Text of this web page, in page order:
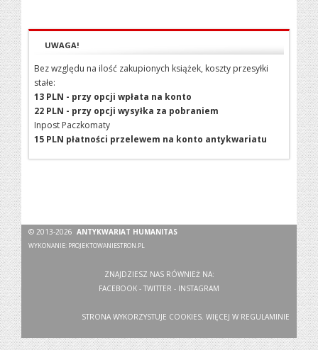
UWAGA!
Bez względu na ilość zakupionych książek, koszty przesyłki
stałe:
13 PLN - przy opcji wpłata na konto
22 PLN - przy opcji wysyłka za pobraniem
Inpost Paczkomaty
15 PLN płatności przelewem na konto antykwariatu
© 2013-2026ANTYKWARIAT HUMANITAS
WYKONANIE: PROJEKTOWANIESTRON.PL
ZNAJDZIESZ NAS RÓWNIEŻ NA:
FACEBOOK - TWITTER - INSTAGRAM
STRONA WYKORZYSTUJE COOKIES. WIĘCEJ W REGULAMINIE